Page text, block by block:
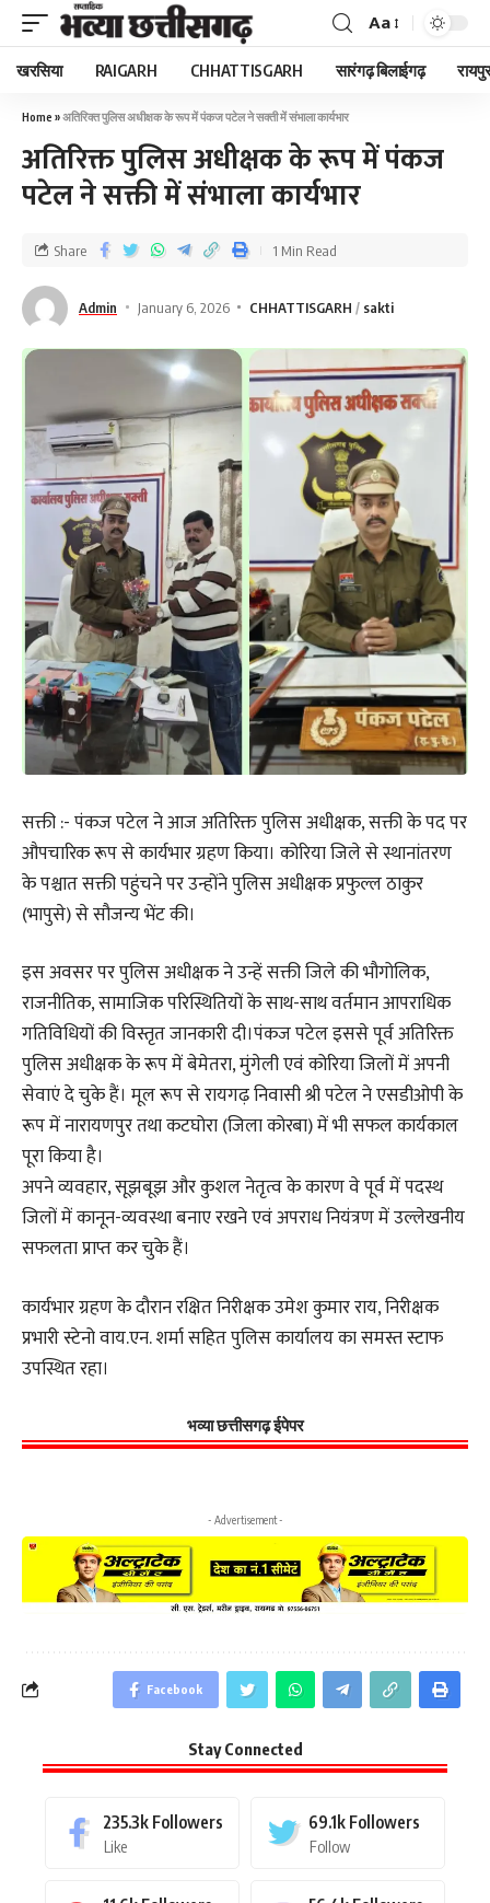
Aa
खरसिया RAIGARH CHHATTISGARH सारंगढ़ बिलाईगढ़
Home »अतिरिक्त पुलिस अधीक्षक के रूप में पंकज पटेल ने सक्ती में संभाला कार्यभार
अतिरिक्त पुलिस अधीक्षक के रूप में पंकज
पटेल ने सक्ती में संभाला कार्यभार
Admin January 6, 2026 CHHATTISGARH sakti
Share 1 Min Read
सक्ती :- पंकज पटेल ने आज अतिरिक्त पुलिस अधीक्षक, सक्ती के पद पर
औपचारिक रूप से कार्यभार ग्रहण किया। कोरिया जिले से स्थानांतरण
के पश्चात सक्ती पहुंचने पर उन्होंने पुलिस अधीक्षक प्रफुल्ल ठाकुर
(भापुसे) से सौजन्य भेंट की।
इस अवसर पर पुलिस अधीक्षक ने उन्हें सक्ती जिले की भौगोलिक,
राजनीतिक, सामाजिक परिस्थितियों के साथ-साथ वर्तमान आपराधिक
गतिविधियों की विस्तृत जानकारी दी।पंकज पटेल इससे पूर्व अतिरिक्त
पुलिस अधीक्षक के रूप में बेमेतरा, मुंगेली एवं कोरिया जिलों में अपनी
सेवाएं दे चुके हैं। मूल रूप से रायगढ़ निवासी श्री पटेल ने एसडीओपी के
रूप में नारायणपुर तथा कटघोरा (जिला कोरबा) में भी सफल कार्यकाल
पूरा किया है।
अपने व्यवहार, सूझबूझ और कुशल नेतृत्व के कारण वे पूर्व में पदस्थ
जिलों में कानून-व्यवस्था बनाए रखने एवं अपराध नियंत्रण में उल्लेखनीय
सफलता प्राप्त कर चुके हैं।
कार्यभार ग्रहण के दौरान रक्षित निरीक्षक उमेश कुमार राय, निरीक्षक
प्रभारी स्टेनो वाय.एन. शर्मा सहित पुलिस कार्यालय का समस्त स्टाफ
उपस्थित रहा।
भव्या छत्तीसगढ़ ईपेपर
- Advertisement -
Facebook
Stay Connected
235.3k Followers
Like
69.1k Followers
Follow